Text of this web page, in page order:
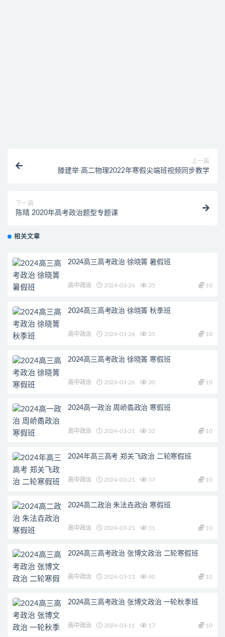
上一篇
滕建举 高二物理2022年寒假尖端班视频同步教学
下一篇
陈晴 2020年高考政治题型专题课
相关文章
2024高三高考政治 徐晓箐 暑假班
高中政治 2024-03-26 35 10
2024高三高考政治 徐晓箐 秋季班
高中政治 2024-03-26 35 10
2024高三高考政治 徐晓箐 寒假班
高中政治 2024-03-26 30 10
2024高一政治 周峤矞政治 寒假班
高中政治 2024-03-21 32 10
2024年高三高考 郑关飞政治 二轮寒假班
高中政治 2024-03-21 37 10
2024高二政治 朱法垚政治 寒假班
高中政治 2024-03-21 31 10
2024高三高考政治 张博文政治 二轮寒假班
高中政治 2024-03-11 40 10
2024高三高考政治 张博文政治 一轮秋季班
高中政治 2024-03-11 17 10